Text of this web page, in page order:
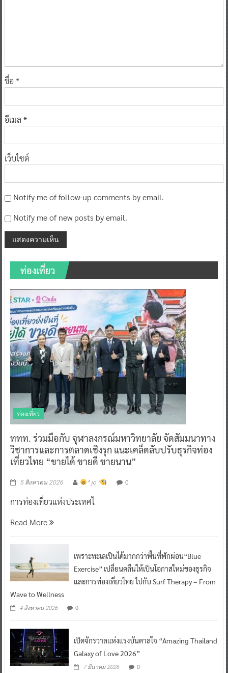
ชื่อ *
อีเมล *
เว็บไซต์
Notify me of follow-up comments by email.
Notify me of new posts by email.
ท่องเที่ยว
ท่องเที่ยว
ททท. ร่วมมือกับ จุฬาลงกรณ์มหาวิทยาลัย จัดสัมมนาทาง
วิชาการและการตลาดเชิงรุก แนะเคล็ดลับปรับธุรกิจท่อง
เที่ยวไทย “ขายได้ ขายดี ขายนาน”
5 สิงหาคม 2026 ^ jo ^ 0
การท่องเที่ยวแห่งประเทศไ
Read More
เพราะทะเลเป็นได้มากกว่าพื้นที่พักผ่อน“Blue
Exercise” เปลี่ยนคลื่นให้เป็นโอกาสใหม่ของธุรกิจ
และการท่องเที่ยวไทย ไปกับ Surf Therapy – From
Wave to Wellness
4 สิงหาคม 2026 0
เปิดจักรวาลแห่งแรงบันดาลใจ “Amazing Thailand
Galaxy of Love 2026”
7 มีนาคม 2026 0